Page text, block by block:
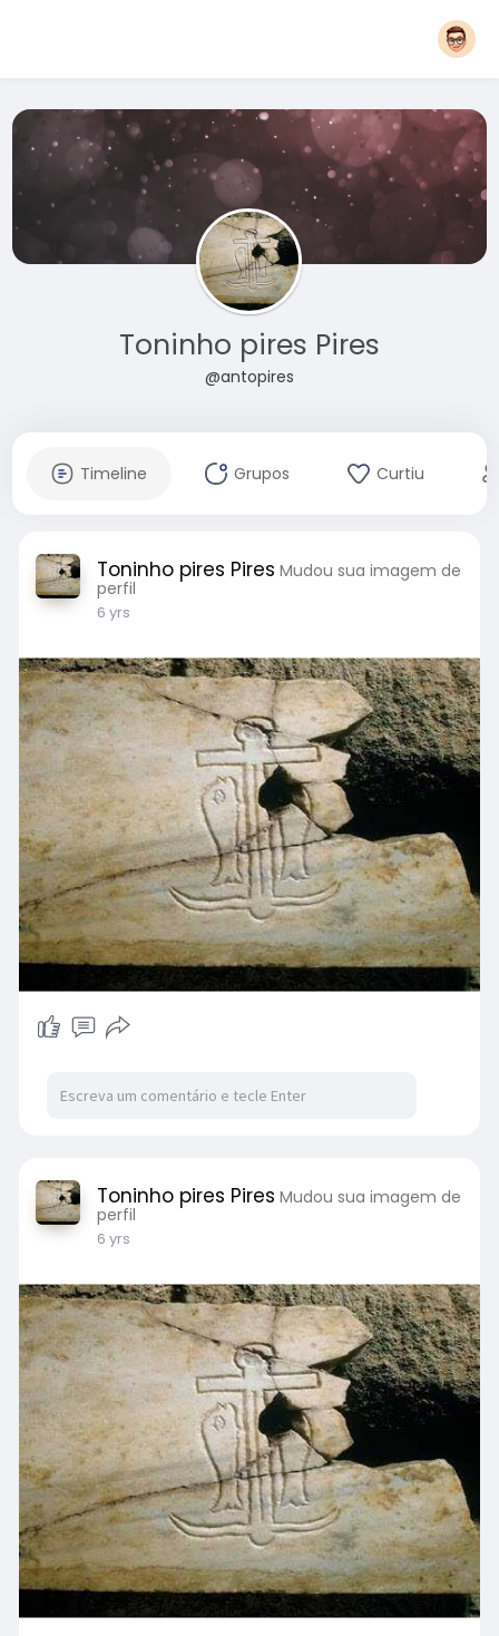
Toninho pires Pires
@antopires
Timeline Grupos Curtiu
Toninho pires Pires Mudou sua imagem de
perfil
6 yrs
Toninho pires Pires Mudou sua imagem de
perfil
6 yrs